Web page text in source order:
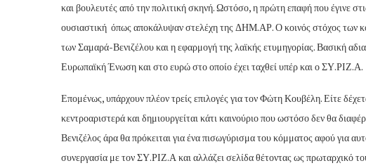
και βουλευτές από την πολιτική σκηνή. Ωστόσο, η πρώτη επαφή που έγινε
ουσιαστική όπως αποκάλυψαν στελέχη της ΔΗΜ.ΑΡ. Ο κοινός στόχος των
των Σαμαρά-Βενιζέλου και η εφαρμογή της λαϊκής ετυμηγορίας. Βασική
Ευρωπαϊκή Ένωση και στο ευρώ στο οποίο έχει ταχθεί υπέρ και ο ΣΥ.ΡΙΖ.Α.
Επομένως, υπάρχουν πλέον τρείς επιλογές για τον Φώτη Κουβέλη. Είτε
κεντροαριστερά και δημιουργείται κάτι καινούριο που ωστόσο δεν θα
Βενιζέλος άρα θα πρόκειται για ένα πισωγύρισμα του κόμματος αφού για
συνεργασία με τον ΣΥ.ΡΙΖ.Α και αλλάζει σελίδα θέτοντας ως πρωταρχικό